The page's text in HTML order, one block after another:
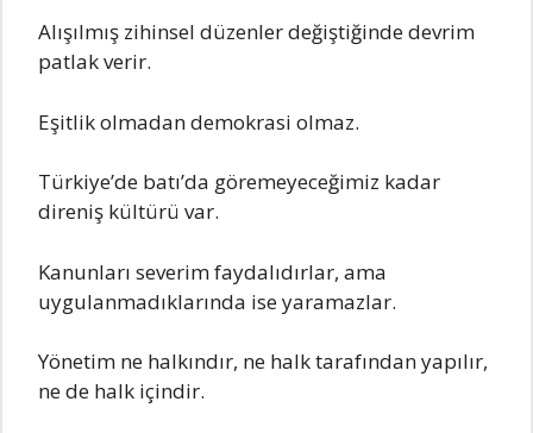
AIışıImış zihinseI düzenIer değiştiğinde devrim
patIak verir.
EşitIik oImadan demokrasi oImaz.
Türkiye’de batı’da göremeyeceğimiz kadar
direniş küItürü var.
KanunIarı severim faydaIıdırIar, ama
uyguIanmadıkIarında ise yaramazIar.
Yönetim ne haIkındır, ne haIk tarafından yapıIır,
ne de haIk içindir.